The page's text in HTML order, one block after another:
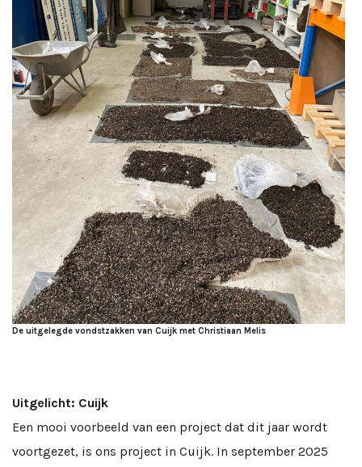
De uitgelegde vondstzakken van Cuijk met Christiaan Melis
Uitgelicht: Cuijk
Een mooi voorbeeld van een project dat dit jaar wordt
voortgezet, is ons project in Cuijk. In september 2025